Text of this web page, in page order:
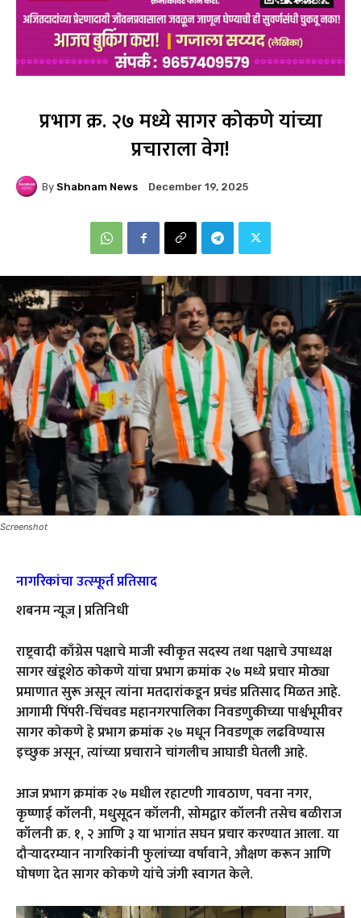
प्रभाग क्र. २७ मध्ये सागर कोकणे यांच्या
प्रचाराला वेग!
By Shabnam News December 19, 2025
Screenshot
नागरिकांचा उत्स्फूर्त प्रतिसाद
शबनम न्यूज | प्रतिनिधी
राष्ट्रवादी काँग्रेस पक्षाचे माजी स्वीकृत सदस्य तथा पक्षाचे उपाध्यक्ष
सागर खंडूशेठ कोकणे यांचा प्रभाग क्रमांक २७ मध्ये प्रचार मोठ्या
प्रमाणात सुरू असून त्यांना मतदारांकडून प्रचंड प्रतिसाद मिळत आहे.
आगामी पिंपरी-चिंचवड महानगरपालिका निवडणुकीच्या पार्श्वभूमीवर
सागर कोकणे हे प्रभाग क्रमांक २७ मधून निवडणूक लढविण्यास
इच्छुक असून, त्यांच्या प्रचाराने चांगलीच आघाडी घेतली आहे.
आज प्रभाग क्रमांक २७ मधील रहाटणी गावठाण, पवना नगर,
कृष्णाई कॉलनी, मधुसूदन कॉलनी, सोमद्वार कॉलनी तसेच बळीराज
कॉलनी क्र. १, २ आणि ३ या भागांत सघन प्रचार करण्यात आला. या
दौऱ्यादरम्यान नागरिकांनी फुलांच्या वर्षावाने, औक्षण करून आणि
घोषणा देत सागर कोकणे यांचे जंगी स्वागत केले.